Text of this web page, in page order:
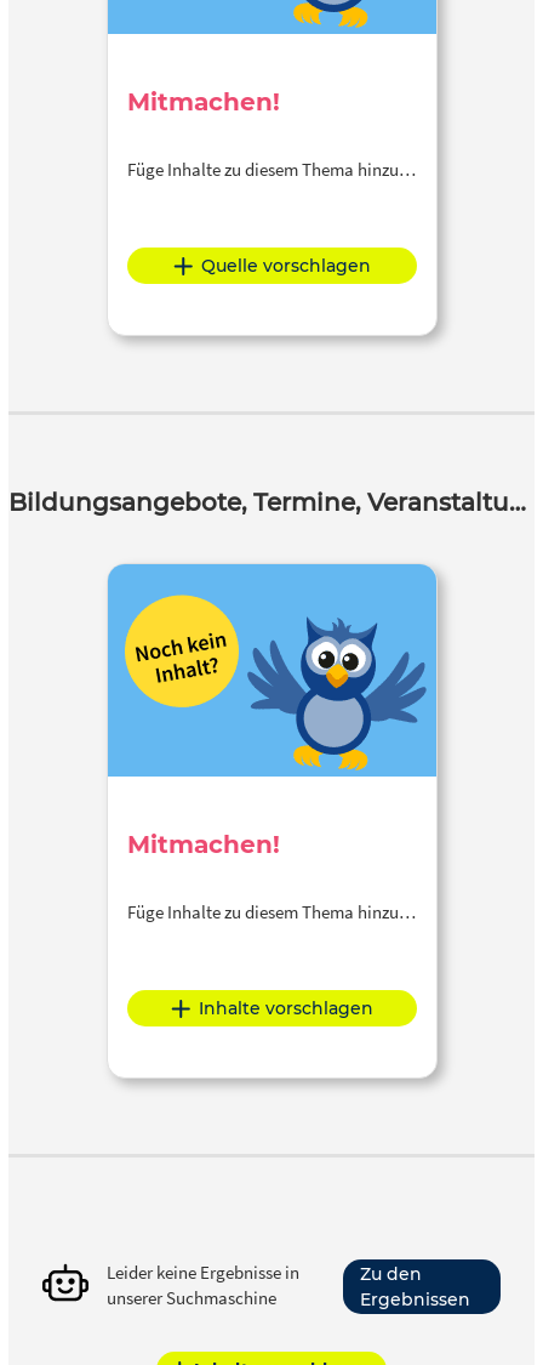
Mitmachen!
Füge Inhalte zu diesem Thema hinzu…
Quelle vorschlagen
Bildungsangebote, Termine, Veranstaltungen
Mitmachen!
Füge Inhalte zu diesem Thema hinzu…
Inhalte vorschlagen
Leider keine Ergebnisse in
unserer Suchmaschine
Zu den
Ergebnissen